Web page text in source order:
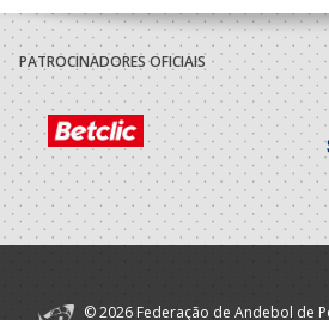
A.A. Braga
ABC Braga
Andebol Sad
2021/22
A.A. Braga
ABC Braga
Andebol Sad
2020/21
PATROCINADORES OFICIAIS
© 2026 Federação de Andebol de